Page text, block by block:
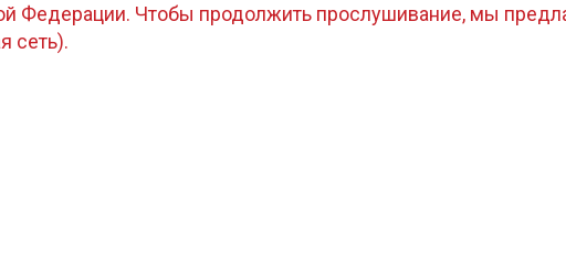
Федерации. Чтобы продолжить прослушивание, мы
сеть).